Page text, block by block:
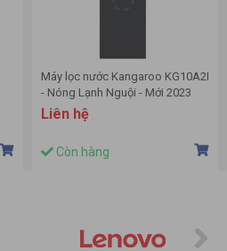
Máy lọc nước Kangaroo KG10A2I
- Nóng Lạnh Nguội - Mới 2023
Liên hệ
Còn hàng